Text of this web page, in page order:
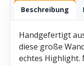
Beschreibung
Handgefertigt
diese große
echtes Highlight.